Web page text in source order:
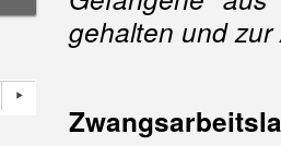
gehalten und